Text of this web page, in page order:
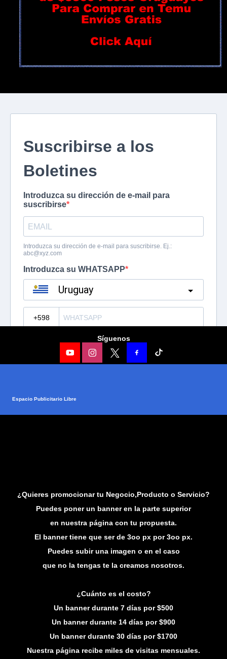
Síguenos
Espacio Publicitario Libre
¿Quieres promocionar tu Negocio,Producto o Servicio?
Puedes poner un banner en la parte superior
en nuestra página con tu propuesta.
El banner tiene que ser de 3oo px por 3oo px.
Puedes subir una imagen o en el caso
que no la tengas te la creamos nosotros.
¿Cuánto es el costo?
Un banner durante 7 días por $500
Un banner durante 14 días por $900
Un banner durante 30 días por $1700
Nuestra página recibe miles de visitas mensuales.